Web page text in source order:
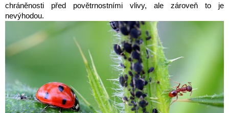
chráněnosti před povětrnostními vlivy, ale zároveň to je
nevýhodou.